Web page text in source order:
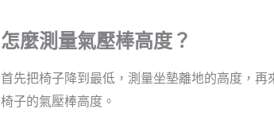
怎麼測量氣壓棒高度？
首先把椅子降到最低，測量坐墊離地的高度，
椅子的氣壓棒高度。